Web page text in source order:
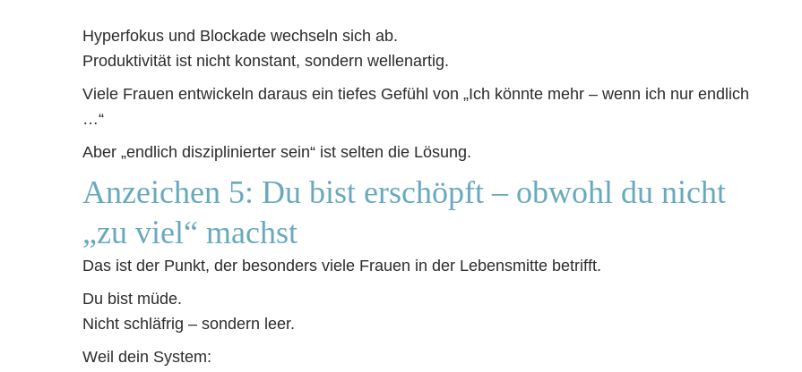
Hyperfokus und Blockade wechseln sich ab.
Produktivität ist nicht konstant, sondern wellenartig.
Viele Frauen entwickeln daraus ein tiefes Gefühl von „Ich könnte mehr – wenn ich nur endlich
…“
Aber „endlich disziplinierter sein“ ist selten die Lösung.
Anzeichen 5: Du bist erschöpft – obwohl du nicht
„zu viel“ machst
Das ist der Punkt, der besonders viele Frauen in der Lebensmitte betrifft.
Du bist müde.
Nicht schläfrig – sondern leer.
Weil dein System: